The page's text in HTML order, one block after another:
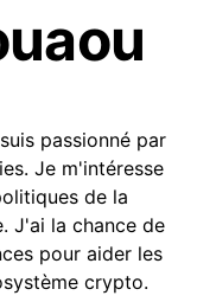
passionné par
Je m'intéresse
de la
J'ai la chance de
pour aider les
crypto.